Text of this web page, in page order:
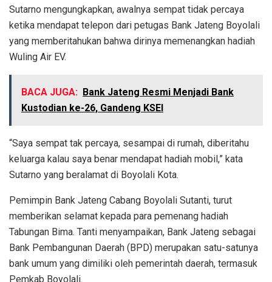
Sutarno mengungkapkan, awalnya sempat tidak percaya
ketika mendapat telepon dari petugas Bank Jateng Boyolali
yang memberitahukan bahwa dirinya memenangkan hadiah
Wuling Air EV.
BACA JUGA: Bank Jateng Resmi Menjadi Bank
Kustodian ke-26, Gandeng KSEI
“Saya sempat tak percaya, sesampai di rumah, diberitahu
keluarga kalau saya benar mendapat hadiah mobil,” kata
Sutarno yang beralamat di Boyolali Kota.
Pemimpin Bank Jateng Cabang Boyolali Sutanti, turut
memberikan selamat kepada para pemenang hadiah
Tabungan Bima. Tanti menyampaikan, Bank Jateng sebagai
Bank Pembangunan Daerah (BPD) merupakan satu-satunya
bank umum yang dimiliki oleh pemerintah daerah, termasuk
Pemkab Boyolali.